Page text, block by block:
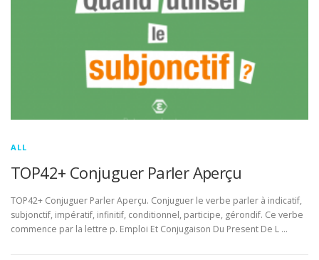
ALL
TOP42+ Conjuguer Parler Aperçu
TOP42+ Conjuguer Parler Aperçu. Conjuguer le verbe parler à indicatif,
subjonctif, impératif, infinitif, conditionnel, participe, gérondif. Ce verbe
commence par la lettre p. Emploi Et Conjugaison Du Present De L …